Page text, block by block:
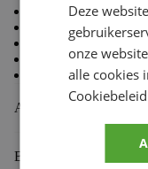
80 % Coton, 20 %
Doublure en
Coupe standard TLD
Capuche doublée
Cordon de
Aanvullende informatie
Beoordelingen (0)
Deze
onze
alle cookies